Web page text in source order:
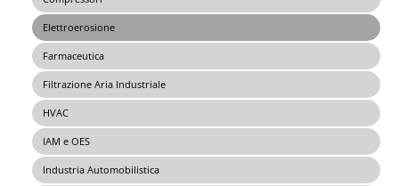
Elettroerosione
Farmaceutica
Filtrazione Aria Industriale
HVAC
IAM e OES
Industria Automobilistica